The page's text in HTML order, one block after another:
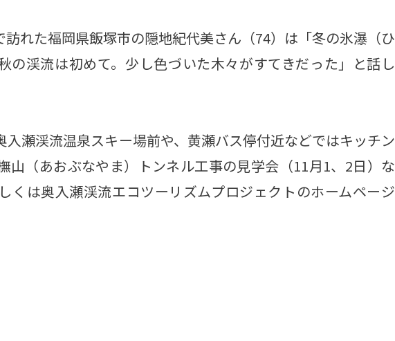
れた福岡県飯塚市の隠地紀代美さん（74）は「冬の氷瀑（ひ
の渓流は初めて。少し色づいた木々がすてきだった」と話し
瀬渓流温泉スキー場前や、黄瀬バス停付近などではキッチン
山（あおぶなやま）トンネル工事の見学会（11月1、2日）な
くは奥入瀬渓流エコツーリズムプロジェクトのホームページ